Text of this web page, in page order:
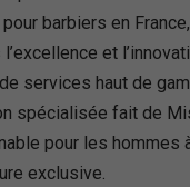
barbiers en
et
services haut de
spécialisée fait de
pour les hommes
exclusive.